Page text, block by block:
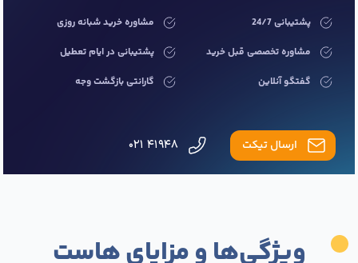
پشتیبانی 24/7
مشاوره خرید شبانه روزی
مشاوره تخصصی قبل خرید
پشتیبانی در ایام تعطیل
گفتگو آنلاین
گارانتی بازگشت وجه
ارسال تیکت
ویژگی‌ها و مزایای هاست